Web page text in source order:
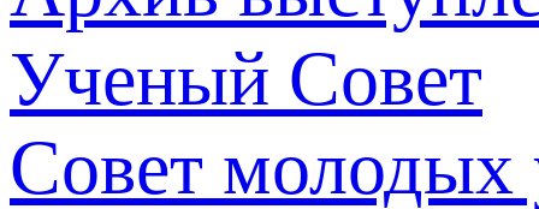
Ученый Совет
Совет молодых